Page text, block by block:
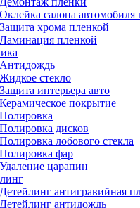
Оклейка салона
Защита хрома пленкой
Ламинация пленкой
Антидождь
Жидкое стекло
Защита интерьера авто
Керамическое покрытие
Полировка
Полировка дисков
Полировка лобового стекла
Полировка фар
Удаление царапин
Детейлинг антигравийная
Детейлинг антидождь